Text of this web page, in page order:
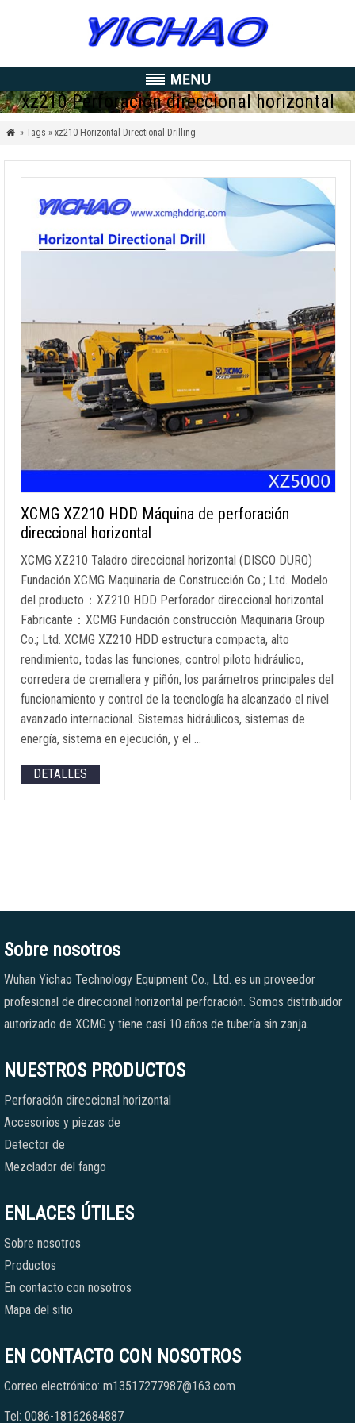
xz210 Perforación direccional horizontal
 » Tags » xz210 Horizontal Directional Drilling
XCMG XZ210 HDD Máquina de perforación
direccional horizontal
XCMG XZ210 Taladro direccional horizontal (DISCO DURO)
Fundación XCMG Maquinaria de Construcción Co.; Ltd. Modelo
del producto：XZ210 HDD Perforador direccional horizontal
Fabricante：XCMG Fundación construcción Maquinaria Group
Co.; Ltd. XCMG XZ210 HDD estructura compacta, alto
rendimiento, todas las funciones, control piloto hidráulico,
corredera de cremallera y piñón, los parámetros principales del
funcionamiento y control de la tecnología ha alcanzado el nivel
avanzado internacional. Sistemas hidráulicos, sistemas de
energía, sistema en ejecución, y el …
DETALLES
Sobre nosotros
Wuhan Yichao Technology Equipment Co., Ltd. es un proveedor
profesional de direccional horizontal perforación. Somos distribuidor
autorizado de XCMG y tiene casi 10 años de tubería sin zanja.
NUESTROS PRODUCTOS
Perforación direccional horizontal
Accesorios y piezas de
Detector de
Mezclador del fango
ENLACES ÚTILES
Sobre nosotros
Productos
En contacto con nosotros
Mapa del sitio
EN CONTACTO CON NOSOTROS
Correo electrónico: m13517277987@163.com
Tel: 0086-18162684887